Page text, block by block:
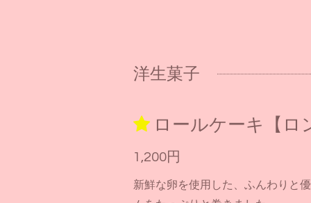
洋生菓子
ロールケーキ【ロ
1,200円
新鮮な卵を使用した、ふんわりと